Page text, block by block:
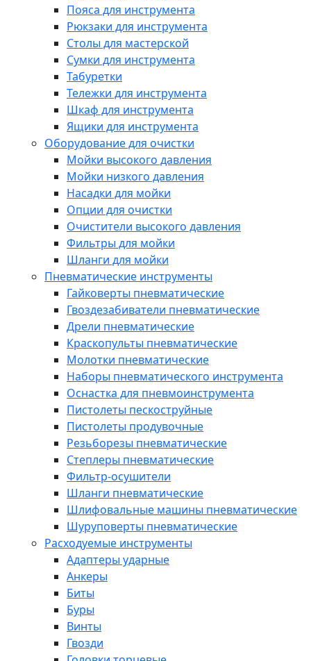
Пояса для инструмента
Рюкзаки для инструмента
Столы для мастерской
Сумки для инструмента
Табуретки
Тележки для инструмента
Шкаф для инструмента
Ящики для инструмента
Оборудование для очистки
Мойки высокого давления
Мойки низкого давления
Насадки для мойки
Опции для очистки
Очистители высокого давления
Фильтры для мойки
Шланги для мойки
Пневматические инструменты
Гайковерты пневматические
Гвоздезабиватели пневматические
Дрели пневматические
Краскопульты пневматические
Молотки пневматические
Наборы пневматического инструмента
Оснастка для пневмоинструмента
Пистолеты пескоструйные
Пистолеты продувочные
Резьборезы пневматические
Степлеры пневматические
Фильтр-осушители
Шланги пневматические
Шлифовальные машины пневматические
Шуруповерты пневматические
Расходуемые инструменты
Адаптеры ударные
Анкеры
Биты
Буры
Винты
Гвозди